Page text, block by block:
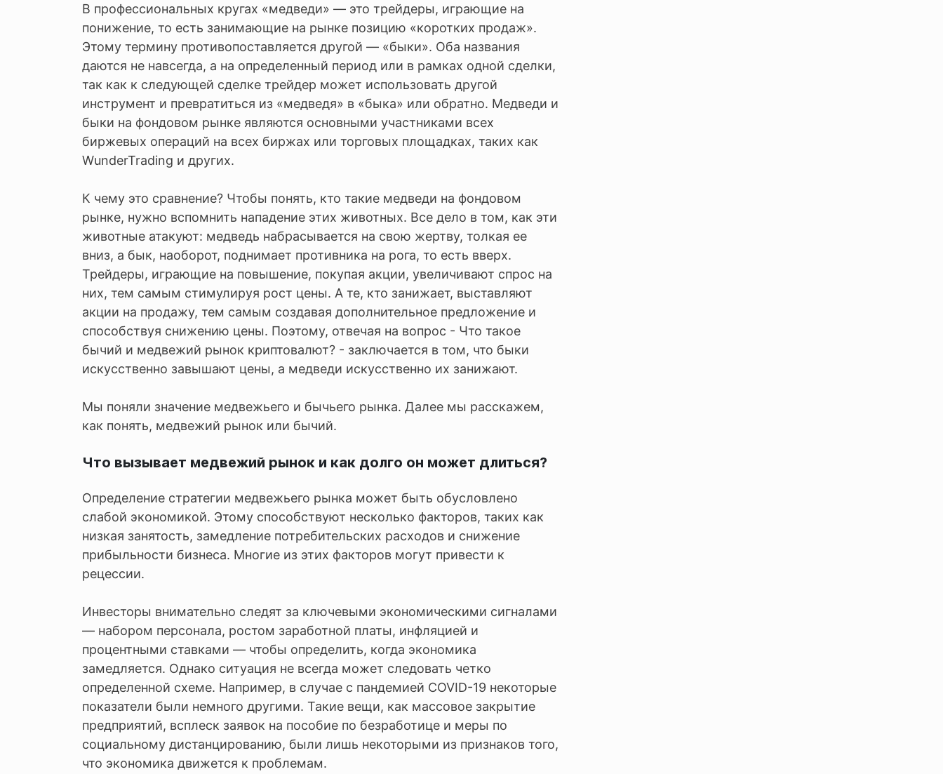
В профессиональных кругах «медведи» — это трейдеры, играющие на
понижение, то есть занимающие на рынке позицию «коротких продаж».
Этому термину противопоставляется другой — «быки». Оба названия
даются не навсегда, а на определенный период или в рамках одной сделки,
так как к следующей сделке трейдер может использовать другой
инструмент и превратиться из «медведя» в «быка» или обратно. Медведи и
быки на фондовом рынке являются основными участниками всех
биржевых операций на всех биржах или торговых площадках, таких как
WunderTrading и других.
К чему это сравнение? Чтобы понять, кто такие медведи на фондовом
рынке, нужно вспомнить нападение этих животных. Все дело в том, как эти
животные атакуют: медведь набрасывается на свою жертву, толкая ее
вниз, а бык, наоборот, поднимает противника на рога, то есть вверх.
Трейдеры, играющие на повышение, покупая акции, увеличивают спрос на
них, тем самым стимулируя рост цены. А те, кто занижает, выставляют
акции на продажу, тем самым создавая дополнительное предложение и
способствуя снижению цены. Поэтому, отвечая на вопрос - Что такое
бычий и медвежий рынок криптовалют? - заключается в том, что быки
искусственно завышают цены, а медведи искусственно их занижают.
Мы поняли значение медвежьего и бычьего рынка. Далее мы расскажем,
как понять, медвежий рынок или бычий.
Что вызывает медвежий рынок и как долго он может длиться?
Определение стратегии медвежьего рынка может быть обусловлено
слабой экономикой. Этому способствуют несколько факторов, таких как
низкая занятость, замедление потребительских расходов и снижение
прибыльности бизнеса. Многие из этих факторов могут привести к
рецессии.
Инвесторы внимательно следят за ключевыми экономическими сигналами
— набором персонала, ростом заработной платы, инфляцией и
процентными ставками — чтобы определить, когда экономика
замедляется. Однако ситуация не всегда может следовать четко
определенной схеме. Например, в случае с пандемией COVID-19 некоторые
показатели были немного другими. Такие вещи, как массовое закрытие
предприятий, всплеск заявок на пособие по безработице и меры по
социальному дистанцированию, были лишь некоторыми из признаков того,
что экономика движется к проблемам.